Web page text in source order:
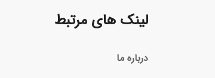
لینک های مرتبط
درباره ما